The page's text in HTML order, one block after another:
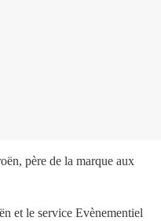
père de la marque aux
le service Evènementiel